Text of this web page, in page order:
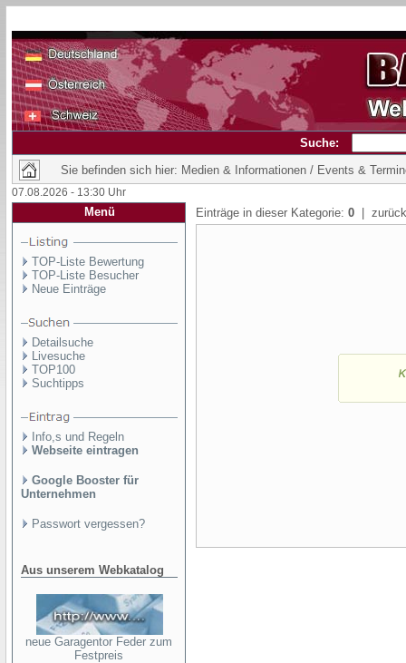
Suche:
Sie befinden sich hier: Medien & Informationen / Events &
07.08.2026 - 13:30 Uhr
Menü
TOP-Liste Bewertung
TOP-Liste Besucher
Neue Einträge
Detailsuche
Livesuche
TOP100
Suchtipps
Info,s und Regeln
Webseite eintragen
Google Booster für
Unternehmen
Passwort vergessen?
Aus unserem Webkatalog
neue Garagentor Feder zum
Festpreis
Einträge in dieser Kategorie: 0 |